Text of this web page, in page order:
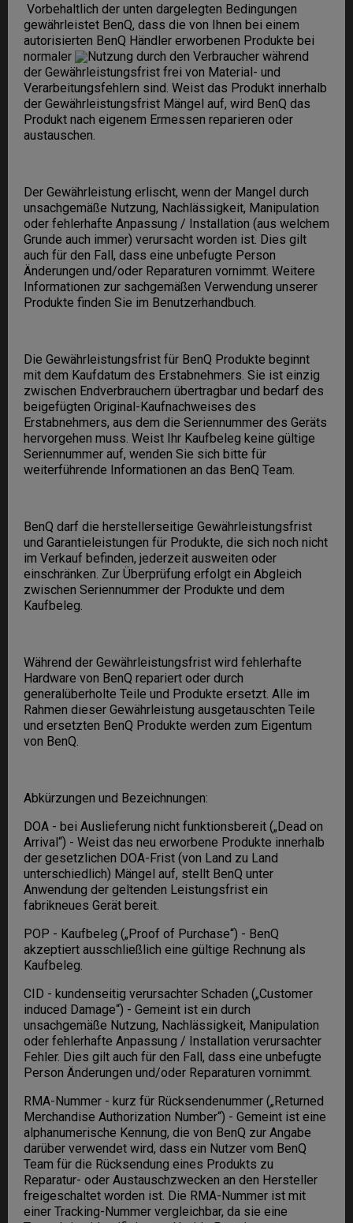
Vorbehaltlich der unten dargelegten Bedingungen
gewährleistet BenQ, dass die von Ihnen bei einem
autorisierten BenQ Händler erworbenen Produkte bei
normaler
Nutzung durch den Verbraucher während
der Gewährleistungsfrist frei von Material- und
Verarbeitungsfehlern sind. Weist das Produkt innerhalb
der Gewährleistungsfrist Mängel auf, wird BenQ das
Produkt nach eigenem Ermessen reparieren oder
austauschen.
Der Gewährleistung erlischt, wenn der Mangel durch
unsachgemäße Nutzung, Nachlässigkeit, Manipulation
oder fehlerhafte Anpassung / Installation (aus welchem
Grunde auch immer) verursacht worden ist. Dies gilt
auch für den Fall, dass eine unbefugte Person
Änderungen und/oder Reparaturen vornimmt. Weitere
Informationen zur sachgemäßen Verwendung unserer
Produkte finden Sie im Benutzerhandbuch.
Die Gewährleistungsfrist für BenQ Produkte beginnt
mit dem Kaufdatum des Erstabnehmers. Sie ist einzig
zwischen Endverbrauchern übertragbar und bedarf des
beigefügten Original-Kaufnachweises des
Erstabnehmers, aus dem die Seriennummer des Geräts
hervorgehen muss. Weist Ihr Kaufbeleg keine gültige
Seriennummer auf, wenden Sie sich bitte für
weiterführende Informationen an das BenQ Team.
BenQ darf die herstellerseitige Gewährleistungsfrist
und Garantieleistungen für Produkte, die sich noch nicht
im Verkauf befinden, jederzeit ausweiten oder
einschränken. Zur Überprüfung erfolgt ein Abgleich
zwischen Seriennummer der Produkte und dem
Kaufbeleg.
Während der Gewährleistungsfrist wird fehlerhafte
Hardware von BenQ repariert oder durch
generalüberholte Teile und Produkte ersetzt. Alle im
Rahmen dieser Gewährleistung ausgetauschten Teile
und ersetzten BenQ Produkte werden zum Eigentum
von BenQ.
Abkürzungen und Bezeichnungen:
DOA - bei Auslieferung nicht funktionsbereit („Dead on
Arrival“) - Weist das neu erworbene Produkte innerhalb
der gesetzlichen DOA-Frist (von Land zu Land
unterschiedlich) Mängel auf, stellt BenQ unter
Anwendung der geltenden Leistungsfrist ein
fabrikneues Gerät bereit.
POP - Kaufbeleg („Proof of Purchase“) - BenQ
akzeptiert ausschließlich eine gültige Rechnung als
Kaufbeleg.
CID - kundenseitig verursachter Schaden („Customer
induced Damage“) - Gemeint ist ein durch
unsachgemäße Nutzung, Nachlässigkeit, Manipulation
oder fehlerhafte Anpassung / Installation verursachter
Fehler. Dies gilt auch für den Fall, dass eine unbefugte
Person Änderungen und/oder Reparaturen vornimmt.
RMA-Nummer - kurz für Rücksendenummer („Returned
Merchandise Authorization Number“) - Gemeint ist eine
alphanumerische Kennung, die von BenQ zur Angabe
darüber verwendet wird, dass ein Nutzer vom BenQ
Team für die Rücksendung eines Produkts zu
Reparatur- oder Austauschzwecken an den Hersteller
freigeschaltet worden ist. Die RMA-Nummer ist mit
einer Tracking-Nummer vergleichbar, da sie eine